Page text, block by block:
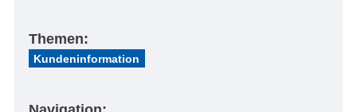
Themen:
Kundeninformation